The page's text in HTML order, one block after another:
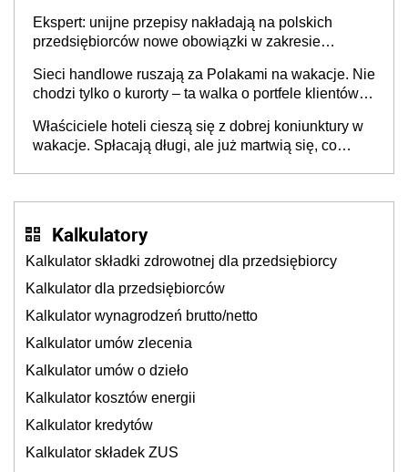
Ekspert: unijne przepisy nakładają na polskich
przedsiębiorców nowe obowiązki w zakresie
Sieci handlowe ruszają za Polakami na wakacje. Nie
chodzi tylko o kurorty – ta walka o portfele klientów
cichu
Właściciele hoteli cieszą się z dobrej koniunktury w
wakacje. Spłacają długi, ale już martwią się, co
Kalkulatory
Kalkulator składki zdrowotnej dla przedsiębiorcy
Kalkulator dla przedsiębiorców
Kalkulator wynagrodzeń brutto/netto
Kalkulator umów zlecenia
Kalkulator umów o dzieło
Kalkulator kosztów energii
Kalkulator kredytów
Kalkulator składek ZUS